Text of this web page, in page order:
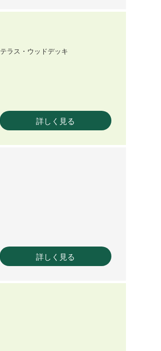
テラス・ウッドデッキ
詳しく見る
詳しく見る